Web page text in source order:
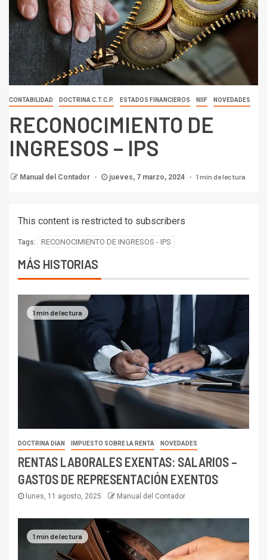
CONTABILIDAD DOCTRINA C.T.C.P. ESTADOS FINANCIEROS NIIF NOVEDADES
RECONOCIMIENTO DE
INGRESOS – IPS
Manual del Contador jueves, 7 marzo, 2024 1 min de lectura
This content is restricted to subscribers
Tags: RECONOCIMIENTO DE INGRESOS - IPS
MÁS HISTORIAS
1 min de lectura
DOCTRINA DIAN IMPUESTO SOBRE LA RENTA NOVEDADES
RENTAS LABORALES EXENTAS: SALARIOS –
GASTOS DE REPRESENTACIÓN EXENTOS
lunes, 11 agosto, 2025 Manual del Contador
1 min de lectura